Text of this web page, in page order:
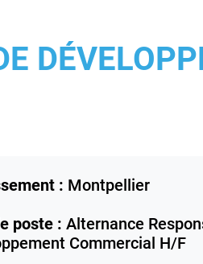
: Montpellier
poste : Alternance
Commercial H/F